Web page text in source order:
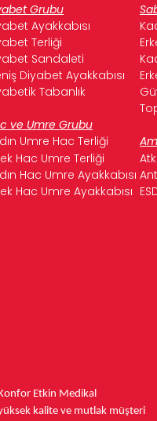
Grubu
Ayakkabısı
Terliği
Sandaleti
Diyabet Ayakkabısı
Tabanlık
ve Umre Grubu
Umre Hac Terliği
Hac Umre Terliği
Hac Umre Ayakkabısı
Hac Umre Ayakkabısı
Etkin Medikal
kalite ve mutlak müşteri